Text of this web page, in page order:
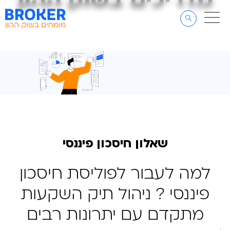
דלג לסרגל הניווט
דלג לתוכן
שאלון חיסכון פיננסי
למה לעבור לפוליסת חיסכון
פיננסי ? ניהול תיק השקעות
מתקדם עם יתרונות רבים